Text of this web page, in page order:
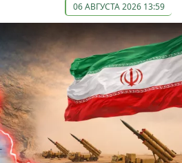
06 АВГУСТА 2026 13:59